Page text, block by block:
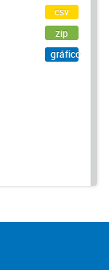
csv
zip
gráfico